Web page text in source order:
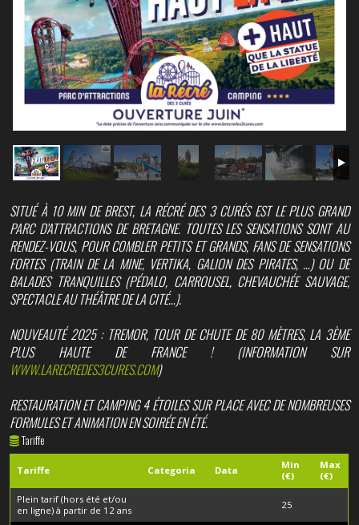
SITUÉ À 10 MIN DE BREST, LA RÉCRÉ DES 3 CURÉS EST LE PLUS GRAND
PARC D’ATTRACTIONS DE BRETAGNE. TOUTES LES SENSATIONS SONT AU
RENDEZ-VOUS, POUR COMBLER PETITS ET GRANDS, FANS DE SENSATIONS
FORTES (TRAIN DE LA MINE, VERTIKA, GALION DES PIRATES, …) OU DE
BALADES TRANQUILLES (PÉDALO, CARROUSEL, CHEVAUCHÉE SAUVAGE,
SPECTACLE AU THÉÂTRE DE LA CITÉ…).
NOUVEAUTÉ 2025 : TREMOR, TOUR DE CHUTE DE 80 MÈTRES, LA 3ÈME
PLUS HAUTE DE FRANCE ! (INFORMATION SUR
WWW.LARECREDES3CURES.COM)
RESTAURATION ET CAMPING 4 ÉTOILES SUR PLACE AVEC DE NOMBREUSES
FORMULES ET ANIMATION EN SOIRÉE EN ÉTÉ.
Tariffe
Tariffe Categoria Data
Min
(€)
Max
(€)
Plein tarif (hors été et/ou
en ligne) à partir de 12 ans
25